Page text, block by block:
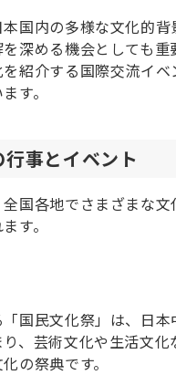
国内の多様な文化的背
深める機会としても重
紹介する国際交流イベ
す。
事とイベント
国各地でさまざまな文
す。
国民文化祭」は、日本
、芸術文化や生活文化
の祭典です。